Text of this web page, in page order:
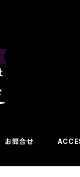
お問合せ